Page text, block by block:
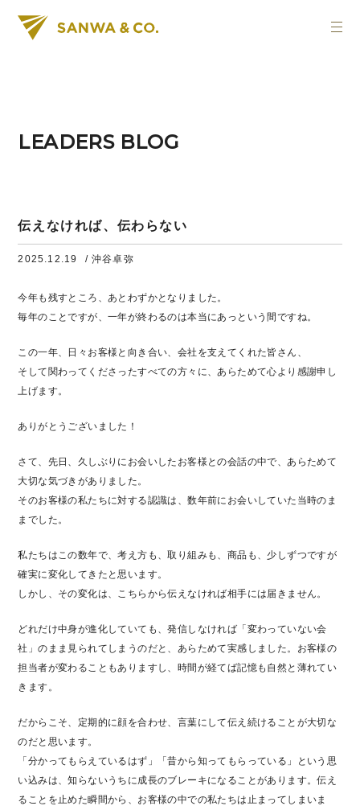
LEADERS BLOG
伝えなければ、伝わらない
2025.12.19 / 沖谷卓弥
今年も残すところ、あとわずかとなりました。
毎年のことですが、一年が終わるのは本当にあっという間ですね。
この一年、日々お客様と向き合い、会社を支えてくれた皆さん、
そして関わってくださったすべての方々に、あらためて心より感謝申し
上げます。
ありがとうございました！
さて、先日、久しぶりにお会いしたお客様との会話の中で、あらためて
大切な気づきがありました。
そのお客様の私たちに対する認識は、数年前にお会いしていた当時のま
までした。
私たちはこの数年で、考え方も、取り組みも、商品も、少しずつですが
確実に変化してきたと思います。
しかし、その変化は、こちらから伝えなければ相手には届きません。
どれだけ中身が進化していても、発信しなければ「変わっていない会
社」のまま見られてしまうのだと、あらためて実感しました。お客様の
担当者が変わることもありますし、時間が経てば記憶も自然と薄れてい
きます。
だからこそ、定期的に顔を合わせ、言葉にして伝え続けることが大切な
のだと思います。
「分かってもらえているはず」「昔から知ってもらっている」という思
い込みは、知らないうちに成長のブレーキになることがあります。伝え
ることを止めた瞬間から、お客様の中での私たちは止まってしまいま